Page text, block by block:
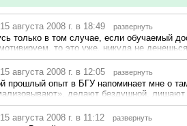
августа 2008 г. в 18:49 развернуть
только в том случае, если обучаемый
то это уже, никуда не
На первых трудностях
Прежде чем «отпускать» ученика
на этом сообщении поддерживаю!
августа 2008 г. в 12:05 развернуть
прошлый опыт в БГУ напоминает мне о
делают бездушной, лишают
а там уже не 3-летние дети учатся...
на этом сообщении поддерживаю!
августа 2008 г. в 11:12 развернуть